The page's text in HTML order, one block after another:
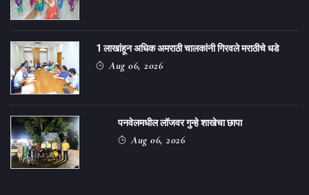
1 लाखांहून अधिक अमराठी चालकांनी गिरवले मराठीचे धडे
Aug 06, 2026
पनवेलमधील लॉजवर गुन्हे शाखेचा छापा
Aug 06, 2026